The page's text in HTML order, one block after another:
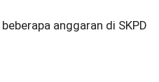
anggaran di SKPD